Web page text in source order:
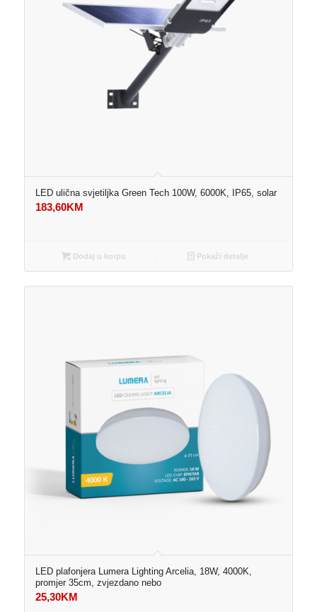
LED ulična svjetiljka Green Tech 100W, 6000K, IP65, solar
183,60KM
Dodaj u korpu Pokaži detalje
LED plafonjera Lumera Lighting Arcelia, 18W, 4000K,
promjer 35cm, zvjezdano nebo
25,30KM